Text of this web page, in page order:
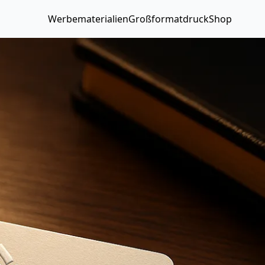
WerbematerialienGroßformatdruckShop